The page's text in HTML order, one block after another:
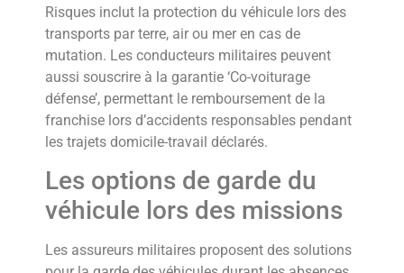
Risques inclut la protection du véhicule lors des
transports par terre, air ou mer en cas de
mutation. Les conducteurs militaires peuvent
aussi souscrire à la garantie ‘Co-voiturage
défense’, permettant le remboursement de la
franchise lors d’accidents responsables pendant
les trajets domicile-travail déclarés.
Les options de garde du
véhicule lors des missions
Les assureurs militaires proposent des solutions